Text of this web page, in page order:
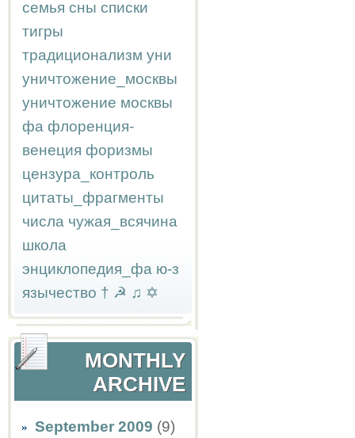
семья сны списки
тигры
традиционализм уни
уничтожение_москвы
уничтожение москвы
фа флоренция-
венеция форизмы
цензура_контроль
цитаты_фрагменты
числа чужая_всячина
школа
энциклопедия_фа ю-з
язычество † ☭ ♫ ✡
MONTHLY
ARCHIVE
September 2009 (9)